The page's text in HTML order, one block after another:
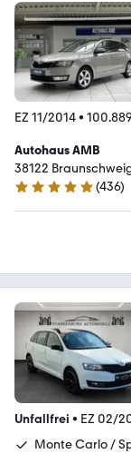
EZ 11/2014•
Autohaus AMB
38122
5 Sterne
(436)
Unfallfrei • EZ 02/
Monte Carlo /